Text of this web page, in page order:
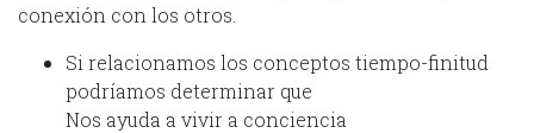
conexión con los otros.
Si relacionamos los conceptos tiempo-finitud
podríamos determinar que
Nos ayuda a vivir a conciencia